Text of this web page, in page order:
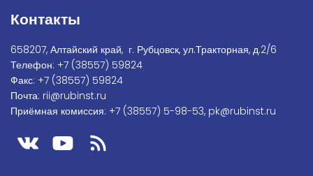
Контакты
658207, Алтайский край, г. Рубцовск, ул.Тракторная, д.2/6
Телефон: +7 (38557) 59824
Факс: +7 (38557) 59824
Почта: rii@rubinst.ru
Приёмная комиссия: +7 (38557) 5-98-53, pk@rubinst.ru